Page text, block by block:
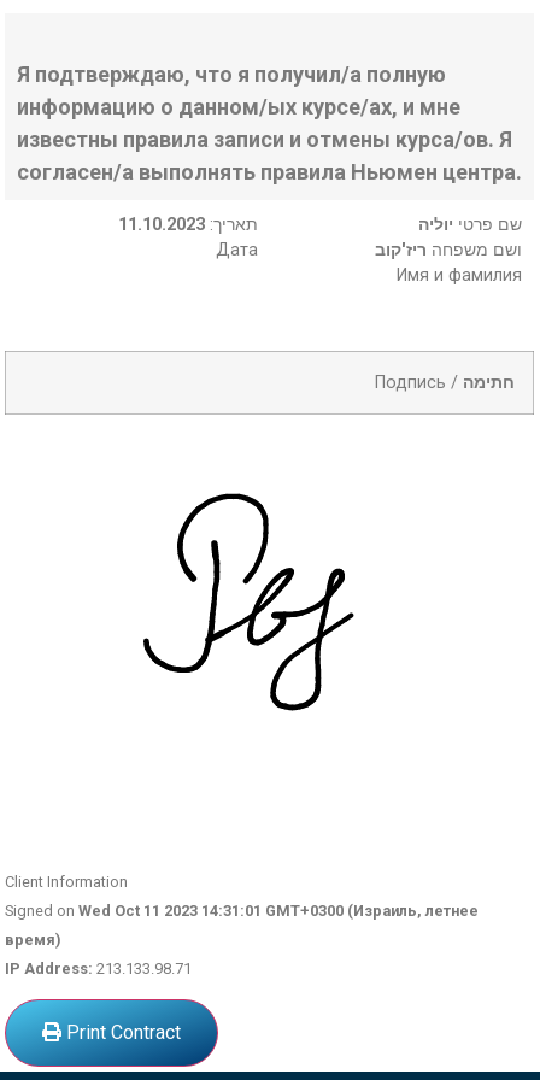
Я подтверждаю, что я получил/а полную
информацию о данном/ых курсе/ах, и мне
известны правила записи и отмены курса/ов. Я
согласен/а выполнять правила Ньюмен центра.
11.10.2023 :תאריך
Дата
שם פרטי יוליה
ושם משפחה ריז'קוב
Имя и фамилия
Подпись / חתימה
Client Information
Signed onWed Oct 11 2023 14:31:01 GMT+0300 (Израиль, летнее
время)
IP Address: 213.133.98.71
Print Contract